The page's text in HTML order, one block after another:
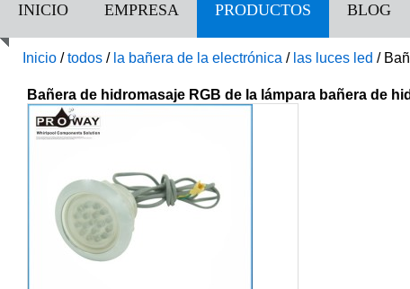
INICIO EMPRESA PRODUCTOS BLOG
Inicio /todos / la bañera de la electrónica / las luces led /
Bañera de hidromasaje RGB de la lámpara bañera de